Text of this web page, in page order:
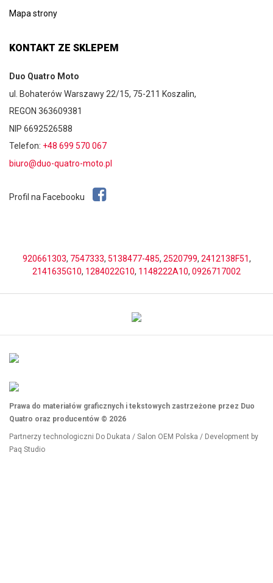
Mapa strony
KONTAKT ZE SKLEPEM
Duo Quatro Moto
ul. Bohaterów Warszawy 22/15, 75-211 Koszalin,
REGON 363609381
NIP 6692526588
Telefon: +48 699 570 067
biuro@duo-quatro-moto.pl
Profil na Facebooku
920661303, 7547333, 5138477-485, 2520799, 2412138F51,
2141635G10, 1284022G10, 1148222A10, 0926717002
Prawa do materiałów graficznych i tekstowych zastrzeżone przez Duo
Quatro oraz producentów © 2026
Partnerzy technologiczni Do Dukata / Salon OEM Polska / Development by
Paq Studio